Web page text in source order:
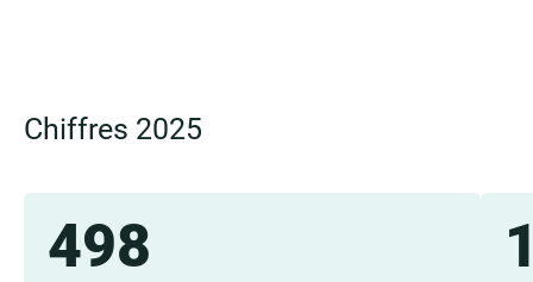
Chiffres 2025
498